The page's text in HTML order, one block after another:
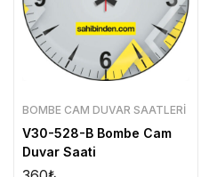
BOMBE CAM DUVAR SAATLERI
V30-528-B Bombe Cam
Duvar Saati